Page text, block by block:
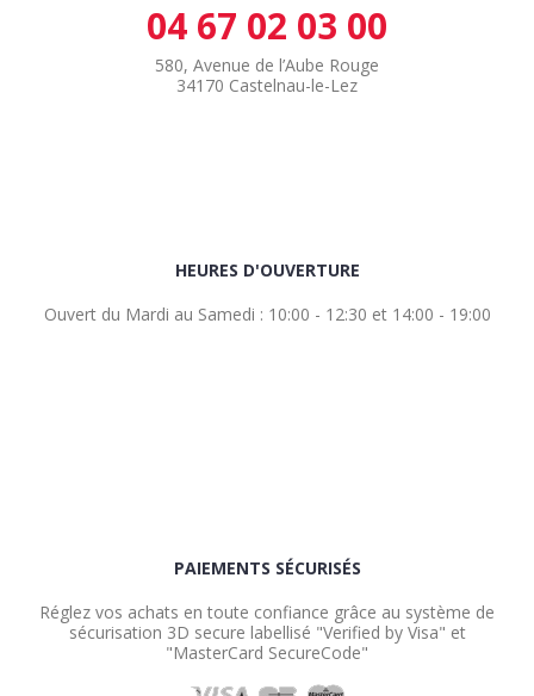
04 67 02 03 00
580, Avenue de l’Aube Rouge
34170 Castelnau-le-Lez
HEURES D'OUVERTURE
Ouvert du Mardi au Samedi : 10:00 - 12:30 et 14:00 - 19:00
PAIEMENTS SÉCURISÉS
Réglez vos achats en toute confiance grâce au système de
sécurisation 3D secure labellisé "Verified by Visa" et
"MasterCard SecureCode"